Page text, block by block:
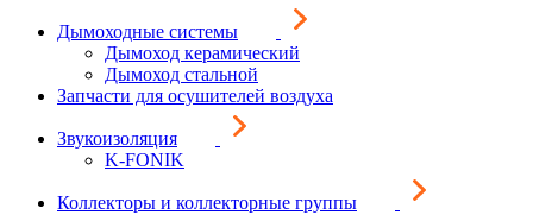
Дымоходные системы
Дымоход керамический
Дымоход стальной
Запчасти для осушителей воздуха
Звукоизоляция
K-FONIK
Коллекторы и коллекторные группы